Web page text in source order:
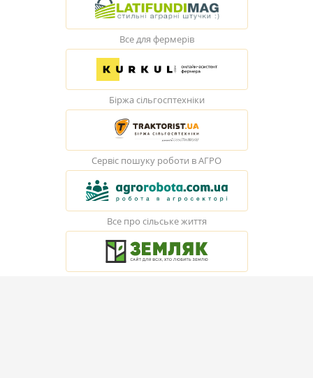
Все для фермерів
Біржа сільгосптехніки
Сервіс пошуку роботи в АГРО
Все про сільське життя